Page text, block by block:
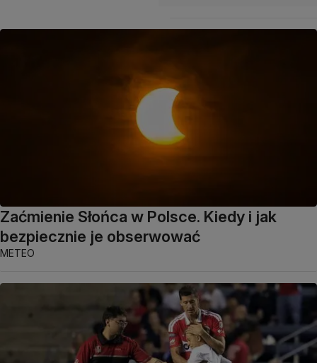
Zaćmienie Słońca w Polsce. Kiedy i jak
bezpiecznie je obserwować
METEO